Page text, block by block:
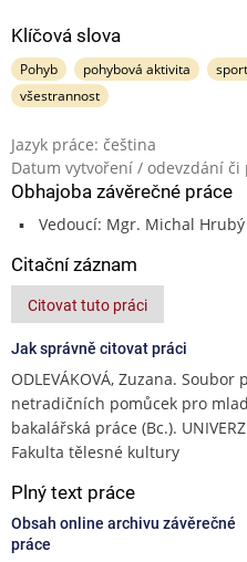
Klíčová slova
Pohyb pohybová aktivita
všestrannost
Jazyk práce: čeština
Datum vytvoření / odevzdání či
Obhajoba závěrečné práce
Vedoucí: Mgr. Michal Hrubý
Citační záznam
Citovat tuto práci
Jak správně citovat práci
ODLEVÁKOVÁ, Zuzana.
netradičních pomůcek pro
bakalářská práce (Bc.).
Fakulta tělesné kultury
Plný text práce
Obsah online archivu závěrečné
práce